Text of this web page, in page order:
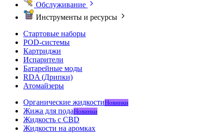
Обслуживание
Инструменты и ресурсы
Стартовые наборы
POD-системы
Картриджи
Испарители
Батарейные моды
RDA (Дрипки)
Атомайзеры
Органические жидкостиНовинки
Жижа для подаНовинки
Жидкость с CBD
Жидкости на аромках